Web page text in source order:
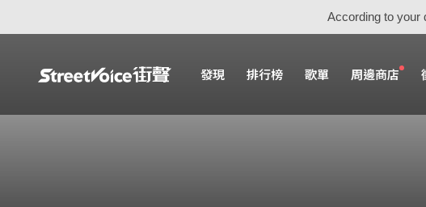
According to your
發現 排行榜 歌單 周邊商店